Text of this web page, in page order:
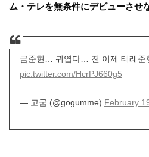
ム・テレを無条件にデビューさせ
금준현… 귀엽다… 전 이제 태래준
pic.twitter.com/HcrPJ660g5
— 고굼 (@gogumme) February